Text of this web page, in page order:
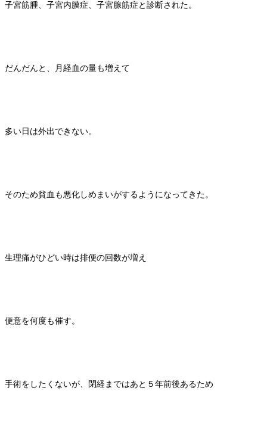
子宮筋腫、子宮内膜症、子宮腺筋症と診断された。
だんだんと、月経血の量も増えて
多い日は外出できない。
そのため貧血も悪化しめまいがするようになってきた。
生理痛がひどい時は排便の回数が増え
便意を何度も催す。
手術をしたくないが、閉経まではあと５年前後あるため